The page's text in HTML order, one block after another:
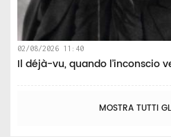
02/08/2026 11:40
Il déjà-vu, quando l’inconscio
MOSTRA TUTTI